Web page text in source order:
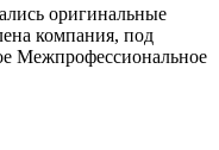
оригинальные
компания, под
Межпрофессиональное